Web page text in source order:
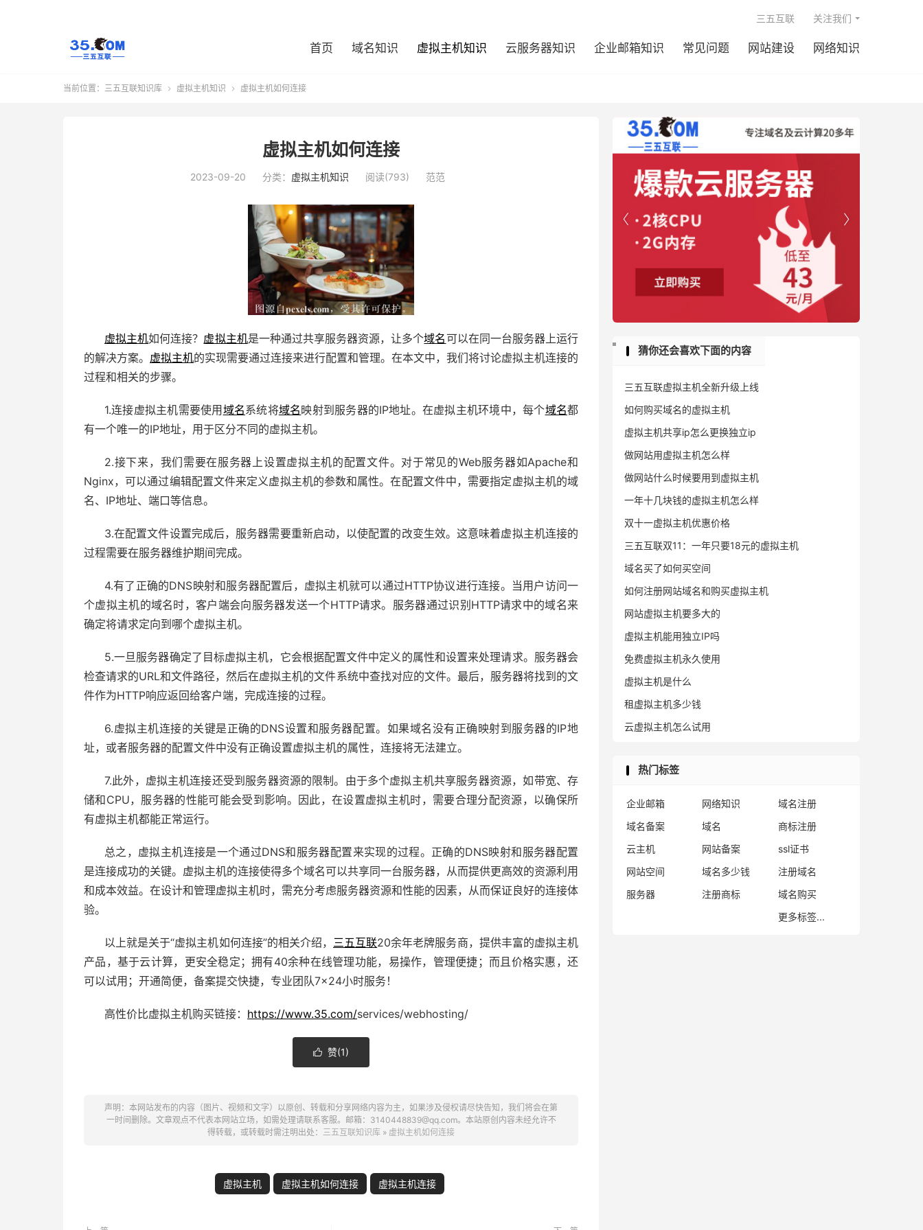
首页 域名知识 虚拟主机知识 云服务器知识 企业邮箱知识 常见问题 网站建设 网络知识
三五互联 关注我们
当前位置： 三五互联知识库  虚拟主机知识  虚拟主机如何连接
虚拟主机如何连接
2023-09-20 分类： 虚拟主机知识 阅读(793) 范范
虚拟主机如何连接？ 虚拟主机是一种通过共享服务器资源，让多个域名 可以在同一台服务器上运行
的解决方案。 虚拟主机的实现需要通过连接来进行配置和管理。在本文中，我们将讨论虚拟主机连接的
过程和相关的步骤。
1.连接虚拟主机需要使用 域名系统将域名映射到服务器的IP地址。在虚拟主机环境中，每个域名都
有一个唯一的IP地址，用于区分不同的虚拟主机。
2.接下来，我们需要在服务器上设置虚拟主机的配置文件。对于常见的Web服务器如Apache和
Nginx，可以通过编辑配置文件来定义虚拟主机的参数和属性。在配置文件中，需要指定虚拟主机的域
名、IP地址、端口等信息。
3.在配置文件设置完成后，服务器需要重新启动，以使配置的改变生效。这意味着虚拟主机连接的
过程需要在服务器维护期间完成。
4.有了正确的DNS映射和服务器配置后，虚拟主机就可以通过HTTP协议进行连接。当用户访问一
个虚拟主机的域名时，客户端会向服务器发送一个HTTP请求。服务器通过识别HTTP请求中的域名来
确定将请求定向到哪个虚拟主机。
5.一旦服务器确定了目标虚拟主机，它会根据配置文件中定义的属性和设置来处理请求。服务器会
检查请求的URL和文件路径，然后在虚拟主机的文件系统中查找对应的文件。最后，服务器将找到的文
件作为HTTP响应返回给客户端，完成连接的过程。
6.虚拟主机连接的关键是正确的DNS设置和服务器配置。如果域名没有正确映射到服务器的IP地
址，或者服务器的配置文件中没有正确设置虚拟主机的属性，连接将无法建立。
7.此外，虚拟主机连接还受到服务器资源的限制。由于多个虚拟主机共享服务器资源，如带宽、存
储和CPU，服务器的性能可能会受到影响。因此，在设置虚拟主机时，需要合理分配资源，以确保所
有虚拟主机都能正常运行。
总之，虚拟主机连接是一个通过DNS和服务器配置来实现的过程。正确的DNS映射和服务器配置
是连接成功的关键。虚拟主机的连接使得多个域名可以共享同一台服务器，从而提供更高效的资源利用
和成本效益。在设计和管理虚拟主机时，需充分考虑服务器资源和性能的因素，从而保证良好的连接体
验。
以上就是关于“虚拟主机如何连接”的相关介绍， 三五互联20余年老牌服务商，提供丰富的虚拟主机
产品，基于云计算，更安全稳定；拥有40余种在线管理功能，易操作，管理便捷；而且价格实惠，还
可以试用；开通简便，备案提交快捷，专业团队7×24小时服务！
高性价比虚拟主机购买链接： https://www.35.com/services/webhosting/
 赞(1)
声明：本网站发布的内容（图片、视频和文字）以原创、转载和分享网络内容为主，如果涉及侵权请尽快告知，我们将会在第
一时间删除。文章观点不代表本网站立场，如需处理请联系客服。邮箱：3140448839@qq.com。本站原创内容未经允许不
得转载，或转载时需注明出处： 三五互联知识库 » 虚拟主机如何连接
虚拟主机 虚拟主机如何连接 虚拟主机连接


猜你还会喜欢下面的内容
三五互联虚拟主机全新升级上线
如何购买域名的虚拟主机
虚拟主机共享ip怎么更换独立ip
做网站用虚拟主机怎么样
做网站什么时候要用到虚拟主机
一年十几块钱的虚拟主机怎么样
双十一虚拟主机优惠价格
三五互联双11：一年只要18元的虚拟主机
域名买了如何买空间
如何注册网站域名和购买虚拟主机
网站虚拟主机要多大的
虚拟主机能用独立IP吗
免费虚拟主机永久使用
虚拟主机是什么
租虚拟主机多少钱
云虚拟主机怎么试用
热门标签
企业邮箱 网络知识
域名注册
域名备案
域名
商标注册
云主机
网站备案
ssl证书
网站空间
域名多少钱
注册域名
服务器
注册商标
域名购买
更多标签...